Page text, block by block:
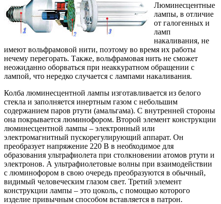
Люминесцентные
лампы, в отличие
от галогенных и
ламп
накаливания, не
имеют вольфрамовой нити, поэтому во время их работы
нечему перегорать. Также, вольфрамовая нить не сможет
неожиданно оборваться при неаккуратном обращении с
лампой, что нередко случается с лампами накаливания.
Колба люминесцентной лампы изготавливается из белого
стекла и заполняется инертным газом с небольшим
содержанием паров ртути (амальгама). С внутренней стороны
она покрывается люминофором. Второй элемент конструкции
люминесцентной лампы – электронный или
электромагнитный пускорегулирующий аппарат. Он
преобразует напряжение 220 В в необходимое для
образования ультрафиолета при столкновении атомов ртути и
электронов. А ультрафиолетовые волны при взаимодействии
с люминофором в свою очередь преобразуются в обычный,
видимый человеческим глазом свет. Третий элемент
конструкции лампы – это цоколь, с помощью которого
изделие привычным способом вставляется в патрон.